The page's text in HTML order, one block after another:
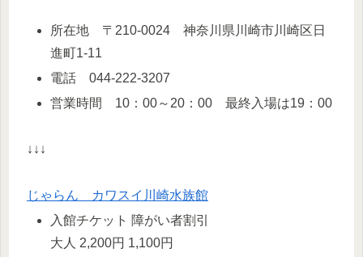
所在地 〒210-0024 神奈川県川崎市川崎区日
進町1-11
電話 044-222-3207
営業時間 10：00～20：00 最終入場は19：00
↓↓↓
じゃらん カワスイ川崎水族館
入館チケット 障がい者割引
大人 2,200円 1,100円